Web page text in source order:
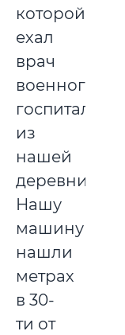
которой
ехал
врач
военного
госпиталя
из
нашей
деревни.
Нашу
машину
нашли
метрах
в 30-
ти от